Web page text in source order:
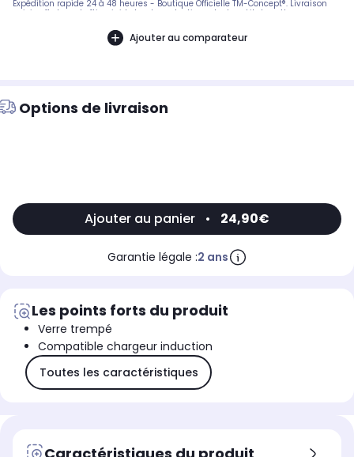
Expédition rapide 24 à 48 heures - Boutique Officielle TM-Concept®. Livraison
suivie offerte en boîtier rigide haute protection. - Inclus : kit de nettoyage
Ajouter au comparateur
Options de livraison
Ajouter au panier • 24,90€
Garantie légale :2 ans
Les points forts du produit
Verre trempé
Compatible chargeur induction
Toutes les caractéristiques